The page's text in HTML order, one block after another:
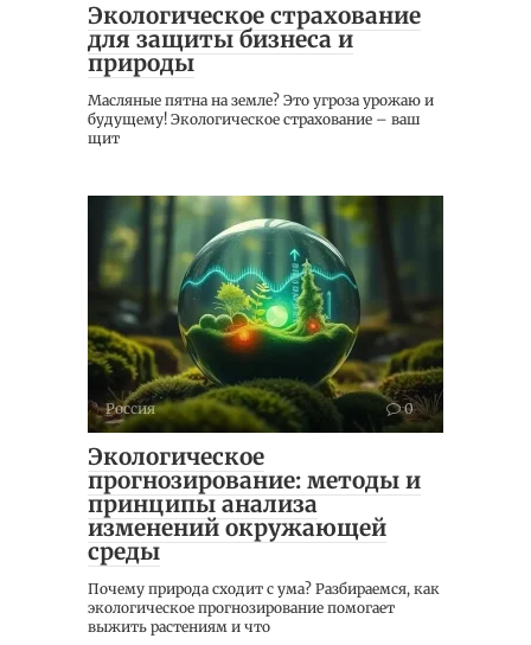
Экологическое страхование
для защиты бизнеса и
природы
Масляные пятна на земле? Это угроза урожаю и
будущему! Экологическое страхование – ваш
щит
Россия 0
Экологическое
прогнозирование: методы и
принципы анализа
изменений окружающей
среды
Почему природа сходит с ума? Разбираемся, как
экологическое прогнозирование помогает
выжить растениям и что